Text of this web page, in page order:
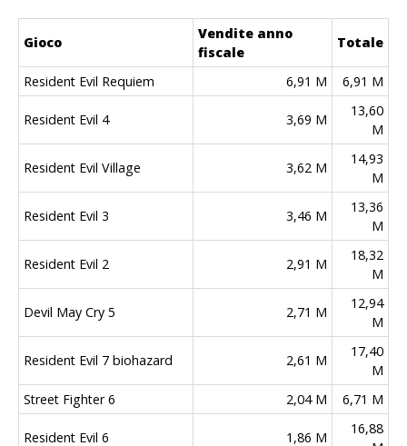
Gioco
Vendite anno
fiscale
Totale
Resident Evil Requiem 6,91 M 6,91 M
Resident Evil 4 3,69 M
13,60
M
Resident Evil Village 3,62 M
14,93
M
Resident Evil 3 3,46 M
13,36
M
Resident Evil 2 2,91 M
18,32
M
Devil May Cry 5 2,71 M
12,94
M
Resident Evil 7 biohazard 2,61 M
17,40
M
Street Fighter 6
2,04 M 6,71 M
Resident Evil 6 1,86 M
16,88